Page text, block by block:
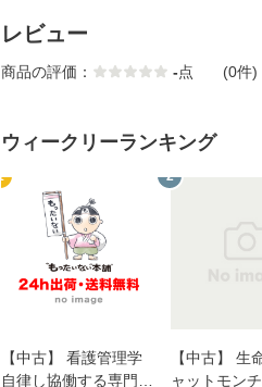
レビュー
商品の評価： -点 (0件)
ウィークリーランキング
1
【中古】 看護管理学
自律し協働する専門職
2
【中古】 生
ャットモンチ